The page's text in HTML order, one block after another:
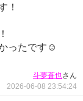
！
ったです☺️
斗夢蒼也さん
2026-06-08 23:54:24